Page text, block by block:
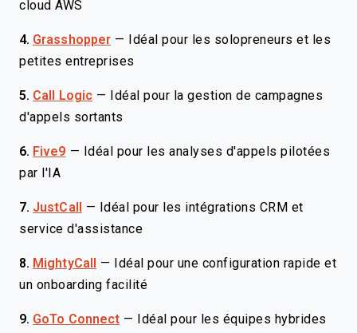
cloud AWS
4. Grasshopper —
Idéal pour les solopreneurs et les
petites entreprises
5. Call Logic —
Idéal pour la gestion de campagnes
d'appels sortants
6. Five9 —
Idéal pour les analyses d'appels pilotées
par l'IA
7. JustCall —
Idéal pour les intégrations CRM et
service d'assistance
8. MightyCall —
Idéal pour une configuration rapide et
un onboarding facilité
9. GoTo Connect —
Idéal pour les équipes hybrides